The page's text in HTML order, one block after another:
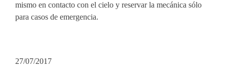
mismo en contacto con el cielo y reservar la mecánica sólo
para casos de emergencia.
27/07/2017